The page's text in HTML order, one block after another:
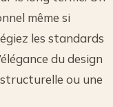
même si
les standards
du design
ou une